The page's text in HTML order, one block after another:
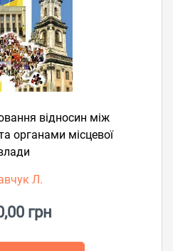
відносин між
органами місцевої
Л.
грн